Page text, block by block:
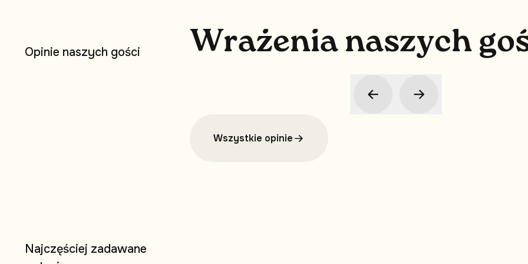
Opinie naszych gości Wrażenia naszych go
Wszystkie opinie
Najczęściej zadawane